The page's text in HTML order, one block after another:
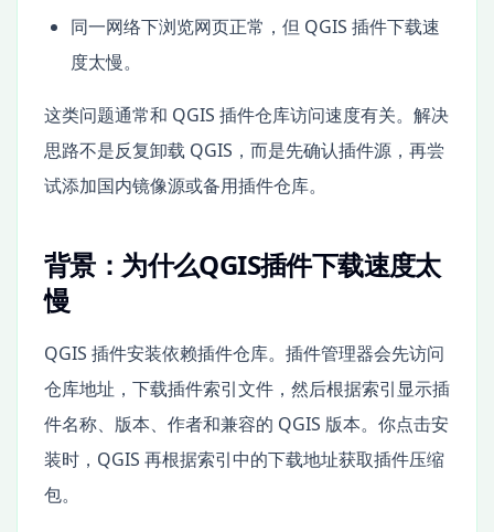
同一网络下浏览网页正常，但 QGIS 插件下载速
度太慢。
这类问题通常和 QGIS 插件仓库访问速度有关。解决
思路不是反复卸载 QGIS，而是先确认插件源，再尝
试添加国内镜像源或备用插件仓库。
背景：为什么QGIS插件下载速度太
慢
QGIS 插件安装依赖插件仓库。插件管理器会先访问
仓库地址，下载插件索引文件，然后根据索引显示插
件名称、版本、作者和兼容的 QGIS 版本。你点击安
装时，QGIS 再根据索引中的下载地址获取插件压缩
包。